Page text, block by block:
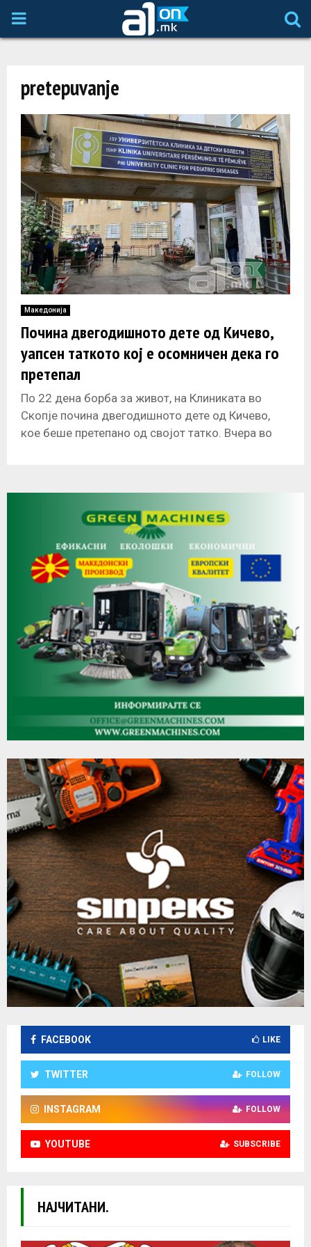
P
M
A
R
Y
M
E
N
U
pretepuvanje
Македонија
Почина двегодишното дете од Кичево,
уапсен таткото кој е осомничен дека го
претепал
По 22 дена борба за живот, на Клиниката во
Скопје почина двегодишното дете од Кичево,
кое беше претепано од својот татко. Вчера во
FACEBOOK LIKE
TWITTER FOLLOW
INSTAGRAM FOLLOW
YOUTUBE SUBSCRIBE
НАЈЧИТАНИ.